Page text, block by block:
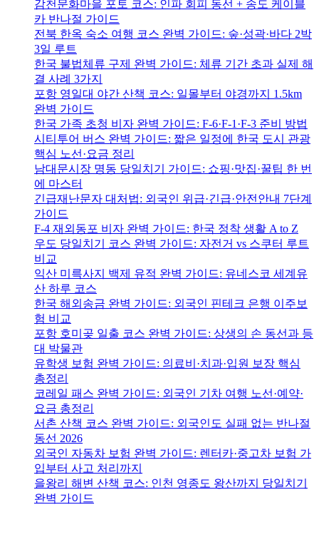
감천문화마을 포토 코스: 인파 회피 동선 + 송도 케이블
카 반나절 가이드
전북 한옥 숙소 여행 코스 완벽 가이드: 숲·성곽·바다 2박
3일 루트
한국 불법체류 구제 완벽 가이드: 체류 기간 초과 실제 해
결 사례 3가지
포항 영일대 야간 산책 코스: 일몰부터 야경까지 1.5km
완벽 가이드
한국 가족 초청 비자 완벽 가이드: F-6·F-1·F-3 준비 방법
시티투어 버스 완벽 가이드: 짧은 일정에 한국 도시 관광
핵심 노선·요금 정리
남대문시장 명동 당일치기 가이드: 쇼핑·맛집·꿀팁 한 번
에 마스터
긴급재난문자 대처법: 외국인 위급·긴급·안전안내 7단계
가이드
F-4 재외동포 비자 완벽 가이드: 한국 정착 생활 A to Z
우도 당일치기 코스 완벽 가이드: 자전거 vs 스쿠터 루트
비교
익산 미륵사지 백제 유적 완벽 가이드: 유네스코 세계유
산 하루 코스
한국 해외송금 완벽 가이드: 외국인 핀테크 은행 이주보
험 비교
포항 호미곶 일출 코스 완벽 가이드: 상생의 손 동선과 등
대 박물관
유학생 보험 완벽 가이드: 의료비·치과·입원 보장 핵심
총정리
코레일 패스 완벽 가이드: 외국인 기차 여행 노선·예약·
요금 총정리
서촌 산책 코스 완벽 가이드: 외국인도 실패 없는 반나절
동선 2026
외국인 자동차 보험 완벽 가이드: 렌터카·중고차 보험 가
입부터 사고 처리까지
을왕리 해변 산책 코스: 인천 영종도 왕산까지 당일치기
완벽 가이드